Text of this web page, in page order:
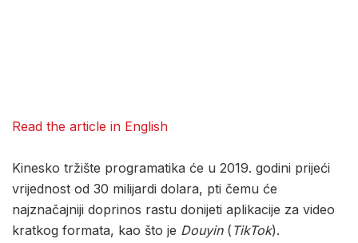
Read the article in English
Kinesko tržište programatika će u 2019. godini prijeći
vrijednost od 30 milijardi dolara, pti čemu će
najznačajniji doprinos rastu donijeti aplikacije za video
kratkog formata, kao što je Douyin( TikTok).